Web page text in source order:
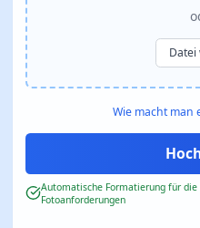
Wie macht man
Automatische Formatierung für
Fotoanforderungen